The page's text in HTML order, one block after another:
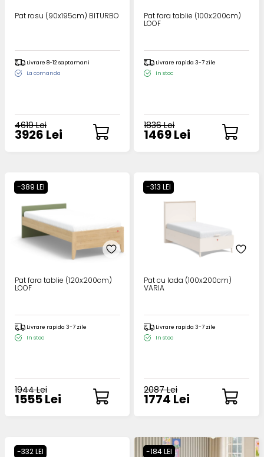
Pat rosu (90x195cm) BITURBO
Livrare 8-12 saptamani
La comanda
4619 Lei
3926 Lei
Pat fara tablie (100x200cm)
LOOF
Livrare rapida 3-7 zile
In stoc
1836 Lei
1469 Lei
-389 LEI
Pat fara tablie (120x200cm)
LOOF
Livrare rapida 3-7 zile
In stoc
1944 Lei
1555 Lei
-313 LEI
Pat cu lada (100x200cm)
VARIA
Livrare rapida 3-7 zile
In stoc
2087 Lei
1774 Lei
-332 LEI -184 LEI